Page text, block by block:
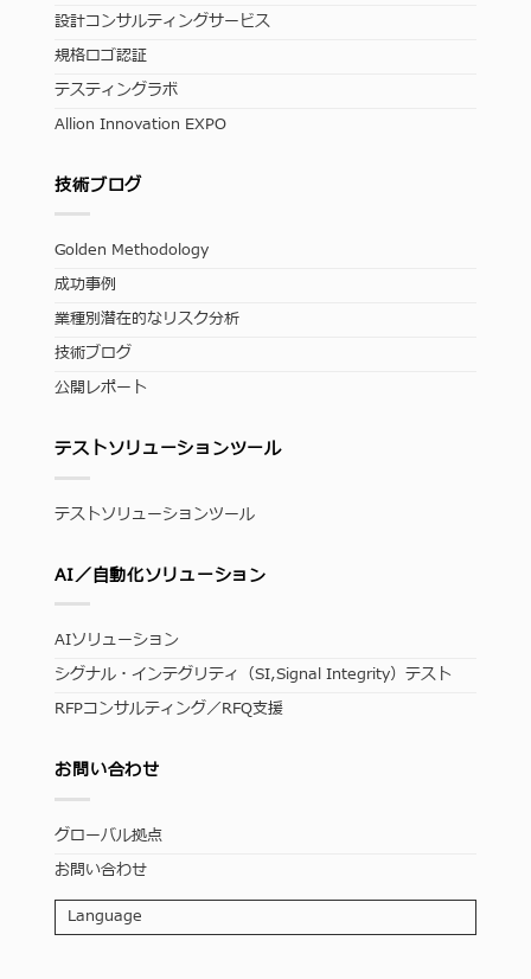
設計コンサルティングサービス
規格ロゴ認証
テスティングラボ
Allion Innovation EXPO
技術ブログ
Golden Methodology
成功事例
業種別潜在的なリスク分析
技術ブログ
公開レポート
テストソリューションツール
テストソリューションツール
AI／自動化ソリューション
AIソリューション
シグナル・インテグリティ（SI,Signal Integrity）テスト
RFPコンサルティング／RFQ支援
お問い合わせ
グローバル拠点
お問い合わせ
Language